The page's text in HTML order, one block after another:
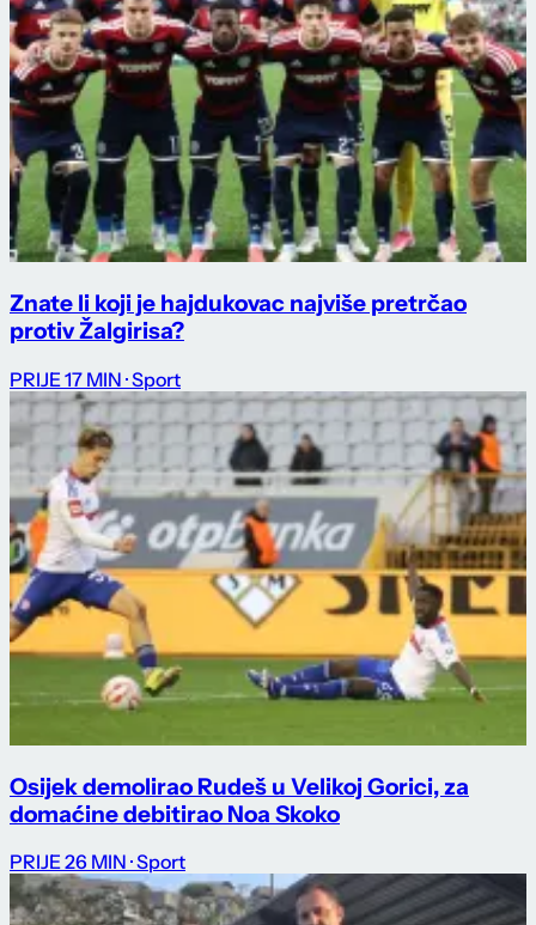
Znate li koji je hajdukovac najviše pretrčao
protiv Žalgirisa?
PRIJE 17 MIN · Sport
Osijek demolirao Rudeš u Velikoj Gorici, za
domaćine debitirao Noa Skoko
PRIJE 26 MIN · Sport